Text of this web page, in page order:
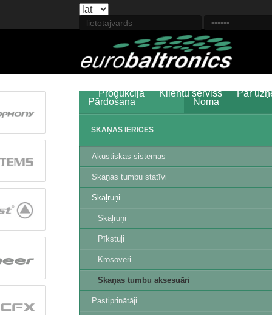
Produkcija Klientu serviss
Par
Pārdošana
Noma
SKAŅAS IERĪCES
Akustiskās sistēmas
Skaņas tumbu statīvi
Skaļruņi
Skaļruņi
Pīkstuļi
Krosoveri
Skaņas tumbu aksesuāri
Pastiprinātāji